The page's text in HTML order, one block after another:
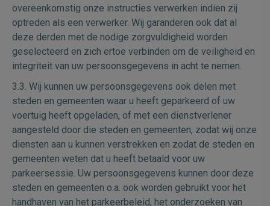
overeenkomstig onze instructies verwerken indien zij
optreden als een verwerker. Wij garanderen ook dat al
deze derden met de nodige zorgvuldigheid worden
geselecteerd en zich ertoe verbinden om de veiligheid en
integriteit van uw persoonsgegevens in acht te nemen.
3.3. Wij kunnen uw persoonsgegevens ook delen met
steden en gemeenten waar u heeft geparkeerd of uw
voertuig heeft opgeladen, of met een dienstverlener
aangesteld door die steden en gemeenten, zodat wij onze
diensten aan u kunnen verstrekken en zodat de steden en
gemeenten weten dat u heeft betaald voor uw
parkeersessie. Uw persoonsgegevens kunnen door deze
steden en gemeenten o.a. ook worden gebruikt voor het
handhaven van het parkeerbeleid, het onderzoeken van